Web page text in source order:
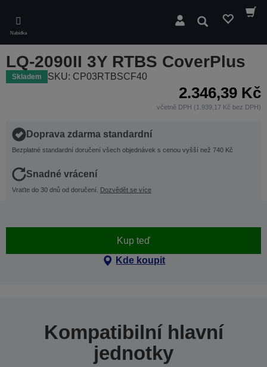
main
content
Nabídka
Hledat
LQ-2090II 3Y RTBS CoverPlus
Skladem SKU: CP03RTBSCF40
2.346,39 Kč
včetně DPH (1.939,17 Kč bez DPH)
Doprava zdarma standardní
Bezplatné standardní doručení všech objednávek s cenou vyšší než 740 Kč
Snadné vrácení
Vraťte do 30 dnů od doručení. Dozvědět se více
Kup teď
Kde koupit
Kompatibilní hlavní
jednotky